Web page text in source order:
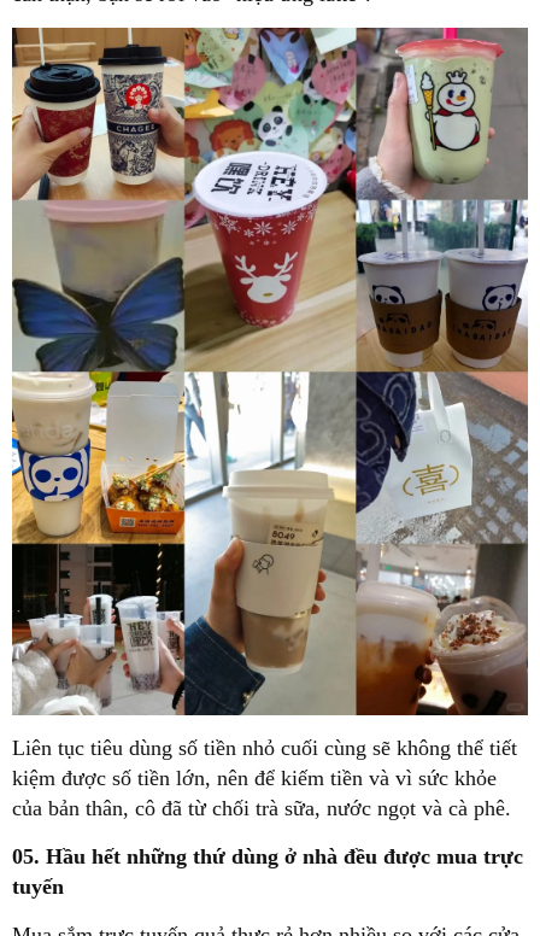
Liên tục tiêu dùng số tiền nhỏ cuối cùng sẽ không thể tiết
kiệm được số tiền lớn, nên để kiếm tiền và vì sức khỏe
của bản thân, cô đã từ chối trà sữa, nước ngọt và cà phê.
05. Hầu hết những thứ dùng ở nhà đều được mua trực
tuyến